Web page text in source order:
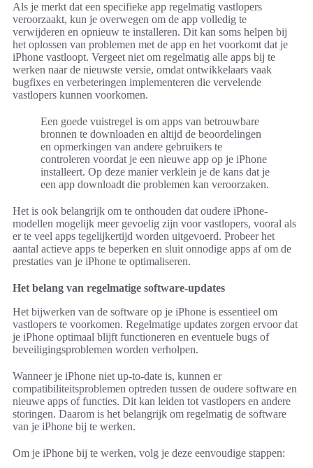
Als je merkt dat een specifieke app regelmatig vastlopers
veroorzaakt, kun je overwegen om de app volledig te
verwijderen en opnieuw te installeren. Dit kan soms helpen bij
het oplossen van problemen met de app en het voorkomt dat je
iPhone vastloopt. Vergeet niet om regelmatig alle apps bij te
werken naar de nieuwste versie, omdat ontwikkelaars vaak
bugfixes en verbeteringen implementeren die vervelende
vastlopers kunnen voorkomen.
Een goede vuistregel is om apps van betrouwbare
bronnen te downloaden en altijd de beoordelingen
en opmerkingen van andere gebruikers te
controleren voordat je een nieuwe app op je iPhone
installeert. Op deze manier verklein je de kans dat je
een app downloadt die problemen kan veroorzaken.
Het is ook belangrijk om te onthouden dat oudere iPhone-
modellen mogelijk meer gevoelig zijn voor vastlopers, vooral als
er te veel apps tegelijkertijd worden uitgevoerd. Probeer het
aantal actieve apps te beperken en sluit onnodige apps af om de
prestaties van je iPhone te optimaliseren.
Het belang van regelmatige software-updates
Het bijwerken van de software op je iPhone is essentieel om
vastlopers te voorkomen. Regelmatige updates zorgen ervoor dat
je iPhone optimaal blijft functioneren en eventuele bugs of
beveiligingsproblemen worden verholpen.
Wanneer je iPhone niet up-to-date is, kunnen er
compatibiliteitsproblemen optreden tussen de oudere software en
nieuwe apps of functies. Dit kan leiden tot vastlopers en andere
storingen. Daarom is het belangrijk om regelmatig de software
van je iPhone bij te werken.
Om je iPhone bij te werken, volg je deze eenvoudige stappen: